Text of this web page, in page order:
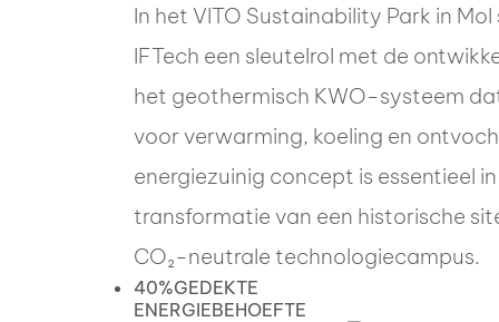
In het VITO Sustainability Park in
IFTech een sleutelrol met de
het geothermisch KWO-systeem
voor verwarming, koeling en
energiezuinig concept is essentieel
transformatie van een historische
CO₂-neutrale technologiecampus.
40%GEDEKTE
ENERGIEBEHOEFTE